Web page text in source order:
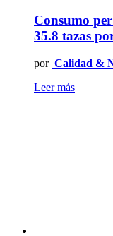
Consumo
35.8 tazas
por Calidad &
Leer más